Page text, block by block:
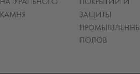
НАТУРАЛЬНОГО
КАМНЯ
ПОКРЫТИЙ И
ЗАЩИТЫ
ПОЛОВ